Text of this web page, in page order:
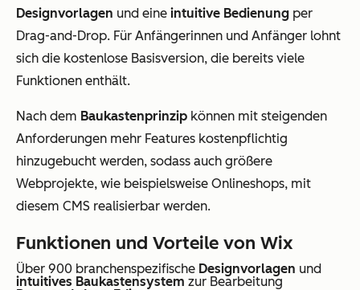
Designvorlagen und eine intuitive Bedienung per
Drag-and-Drop. Für Anfängerinnen und Anfänger lohnt
sich die kostenlose Basisversion, die bereits viele
Funktionen enthält.
Nach dem Baukastenprinzip können mit steigenden
Anforderungen mehr Features kostenpflichtig
hinzugebucht werden, sodass auch größere
Webprojekte, wie beispielsweise Onlineshops, mit
diesem CMS realisierbar werden.
Funktionen und Vorteile von Wix
Über 900 branchenspezifische Designvorlagen und
intuitives Baukastensystem zur Bearbeitung